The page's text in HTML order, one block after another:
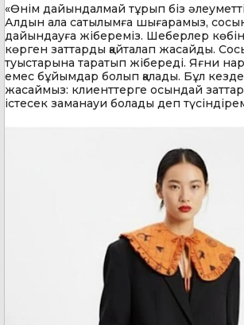
«Өнім дайындалмай тұрып біз
Алдын ала сатылымға шығарамыз,
дайындауға жібереміз. Шеберлер
көрген заттарды қайталап жасайды.
туыстарына таратып жібереді. Яғни
емес бұйымдар болып қалады. Бұл кезде
жасаймыз: клиенттерге осындай
істесек заманауи болады деп